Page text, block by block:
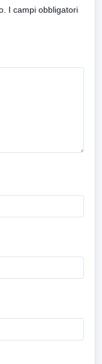
I campi obbligatori